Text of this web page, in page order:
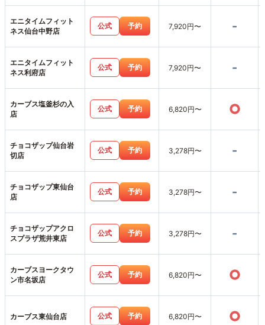
エニタイムフィット
ネス仙台中野店
公式 予約 7,920円〜 -
エニタイムフィット
ネス利府店
公式 予約 7,920円〜 -
カーブス塩釜杉の入
店
公式 予約 6,820円〜 ○
チョコザップ仙台岩
切店
公式 予約 3,278円〜 -
チョコザップ東仙台
店
公式 予約 3,278円〜 -
チョコザップアクロ
スプラザ荒井東店
公式 予約 3,278円〜 -
カーブスヨークタウ
ン市名坂店
公式 予約 6,820円〜 ○
カーブス東仙台店 公式 予約 6,820円〜 ○